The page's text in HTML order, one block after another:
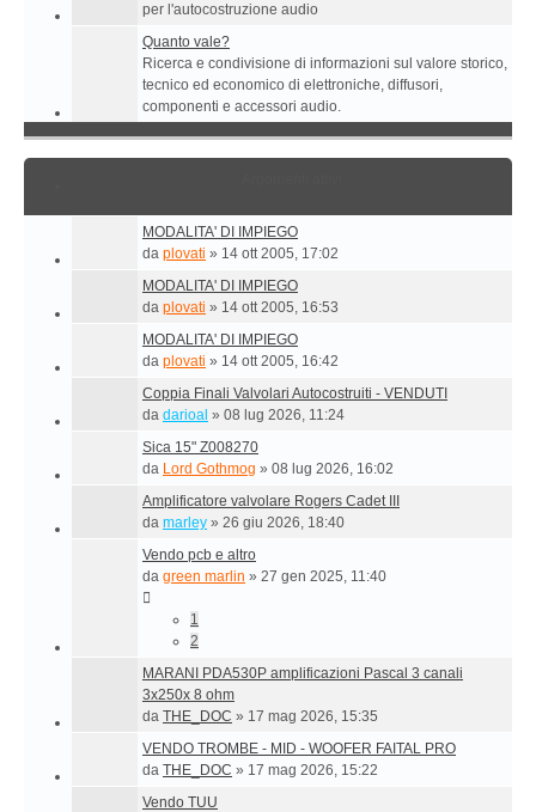
per l'autocostruzione audio
Quanto vale?
Ricerca e condivisione di informazioni sul valore storico,
tecnico ed economico di elettroniche, diffusori,
componenti e accessori audio.
MODALITA' DI IMPIEGO
da plovati » 14 ott 2005, 17:02
MODALITA' DI IMPIEGO
da plovati » 14 ott 2005, 16:53
MODALITA' DI IMPIEGO
da plovati » 14 ott 2005, 16:42
Coppia Finali Valvolari Autocostruiti - VENDUTI
da darioal » 08 lug 2026, 11:24
Sica 15" Z008270
da Lord Gothmog » 08 lug 2026, 16:02
Amplificatore valvolare Rogers Cadet III
da marley » 26 giu 2026, 18:40
Vendo pcb e altro
da green marlin » 27 gen 2025, 11:40
1
2
MARANI PDA530P amplificazioni Pascal 3 canali
3x250x 8 ohm
da THE_DOC » 17 mag 2026, 15:35
VENDO TROMBE - MID - WOOFER FAITAL PRO
da THE_DOC » 17 mag 2026, 15:22
Vendo TUU